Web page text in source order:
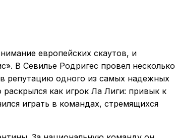
европейских скаутов, и
В Севилье Родригес провел несколько
репутацию одного из самых надежных
как игрок Ла Лиги: привык к
играть в командах, стремящихся